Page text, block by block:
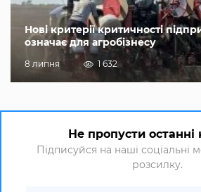
Нові критерії критичності
означає для агробізнесу
8 липня 1 632
Не пропусти останні
Підписуйся на наші соціальні
розсилку.